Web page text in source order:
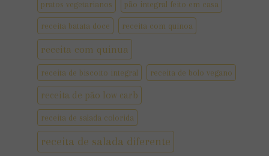
pratos vegetarianos pão integral feito em casa
receita batata doce receita com quinoa
receita com quinua
receita de biscoito integral receita de bolo vegano
receita de pão low carb
receita de salada colorida
receita de salada diferente